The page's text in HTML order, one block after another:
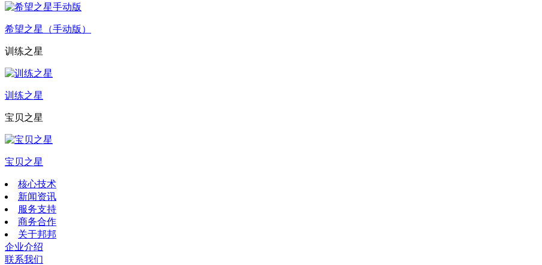
希望之星（手动版）
训练之星
训练之星
宝贝之星
宝贝之星
核心技术
新闻资讯
服务支持
商务合作
关于邦邦
企业介绍
联系我们